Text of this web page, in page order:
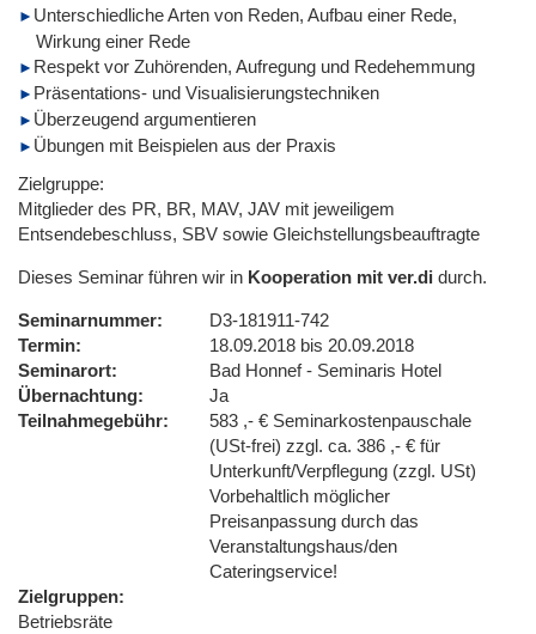
Unterschiedliche Arten von Reden, Aufbau einer Rede,
Wirkung einer Rede
Respekt vor Zuhörenden, Aufregung und Redehemmung
Präsentations- und Visualisierungstechniken
Überzeugend argumentieren
Übungen mit Beispielen aus der Praxis
Zielgruppe:
Mitglieder des PR, BR, MAV, JAV mit jeweiligem
Entsendebeschluss, SBV sowie Gleichstellungsbeauftragte
Dieses Seminar führen wir in Kooperation mit ver.di durch.
Seminarnummer
D3-181911-742
Termin
18.09.2018 bis 20.09.2018
Seminarort
Bad Honnef - Seminaris Hotel
Übernachtung
Ja
Teilnahmegebühr
583 ,- € Seminarkostenpauschale
(USt-frei) zzgl. ca. 386 ,- € für
Unterkunft/Verpflegung (zzgl. USt)
Vorbehaltlich möglicher
Preisanpassung durch das
Veranstaltungshaus/den
Cateringservice!
Zielgruppen
Betriebsräte